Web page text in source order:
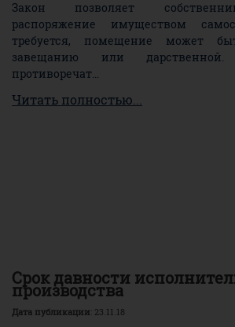
Закон позволяет
распоряжение имуществом
требуется, помещение может
завещанию или
противоречат...
Читать полностью...
Срок давности
производства
Дата публикации: 23.11.18